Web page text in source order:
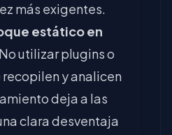
más exigentes.
estático en
No utilizar plugins o
y analicen
deja a las
clara desventaja